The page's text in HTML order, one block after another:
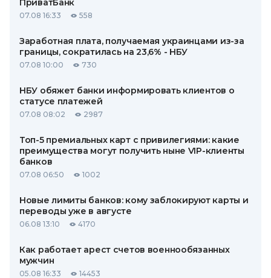
ПриватБанк
07.08 16:33 558
Заработная плата, получаемая украинцами из-за
границы, сократилась на 23,6% - НБУ
07.08 10:00 730
НБУ обяжет банки информировать клиентов о
статусе платежей
07.08 08:02 2987
Топ-5 премиальных карт с привилегиями: какие
преимущества могут получить ныне VIP-клиенты
банков
07.08 06:50 1002
Новые лимиты банков: кому заблокируют карты и
переводы уже в августе
06.08 13:10 4170
Как работает арест счетов военнообязанных
мужчин
05.08 16:33 14453